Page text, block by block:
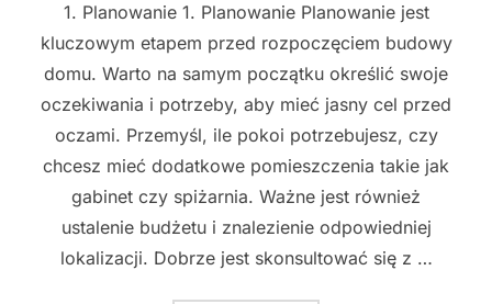
1. Planowanie 1. Planowanie Planowanie jest
kluczowym etapem przed rozpoczęciem budowy
domu. Warto na samym początku określić swoje
oczekiwania i potrzeby, aby mieć jasny cel przed
oczami. Przemyśl, ile pokoi potrzebujesz, czy
chcesz mieć dodatkowe pomieszczenia takie jak
gabinet czy spiżarnia. Ważne jest również
ustalenie budżetu i znalezienie odpowiedniej
lokalizacji. Dobrze jest skonsultować się z …